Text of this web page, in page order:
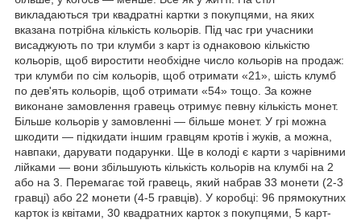
викладаються три квадратні картки з покупцями, на яких
вказана потрібна кількість кольорів. Під час гри учасники
висаджують по три клумби з карт із однаковою кількістю
кольорів, щоб виростити необхідне число кольорів на продаж:
три клумби по сім кольорів, щоб отримати «21», шість клумб
по дев'ять кольорів, щоб отримати «54» тощо. За кожне
виконане замовлення гравець отримує певну кількість монет.
Більше кольорів у замовленні — більше монет. У грі можна
шкодити — підкидати іншим гравцям кротів і жуків, а можна,
навпаки, дарувати подарунки. Ще в колоді є карти з чарівними
лійками — вони збільшують кількість кольорів на клумбі на 2
або на 3. Перемагає той гравець, який набрав 33 монети (2-3
гравці) або 22 монети (4-5 гравців). У коробці: 96 прямокутних
карток із квітами, 30 квадратних карток з покупцями, 5 карт-